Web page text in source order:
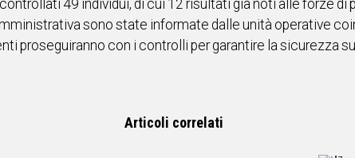
49 individui, di cui 12 risultati già noti alle forze
sono state informate dalle unità operative
proseguiranno con i controlli per garantire la sicurezza
Articoli correlati